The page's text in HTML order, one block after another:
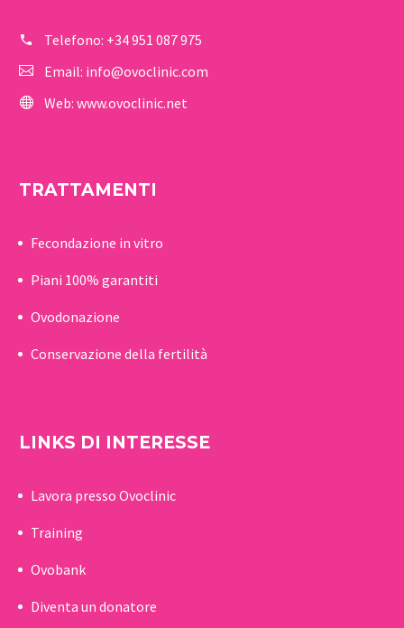
Telefono: +34 951 087 975
Email: info@ovoclinic.com
Web: www.ovoclinic.net
TRATTAMENTI
Fecondazione in vitro
Piani 100% garantiti
Ovodonazione
Conservazione della fertilità
LINKS DI INTERESSE
Lavora presso Ovoclinic
Training
Ovobank
Diventa un donatore